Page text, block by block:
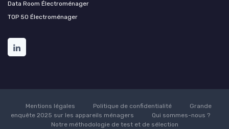
Data Room Électroménager
TOP 50 Électroménager
Mentions légales Politique de confidentialité
Grande
enquête 2025 sur les appareils ménagers
Qui sommes-nous ?
Notre méthodologie de test et de sélection